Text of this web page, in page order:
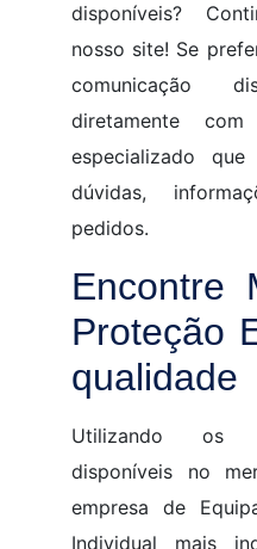
disponíveis?
nosso site! Se
comunicação
diretamente
especializado
dúvidas,
pedidos.
Encontre
Proteção
qualidade
Utilizando os
disponíveis no
empresa de
Individual mais